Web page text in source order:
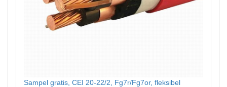
Sampel gratis, CEI 20-22/2, Fg7r/Fg7or, fleksibel